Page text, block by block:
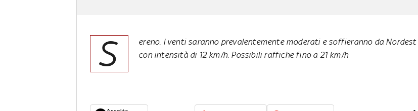
S
ereno. I venti saranno prevalentemente moderati e soffieranno da Nordest
con intensità di 12 km/h. Possibili raffiche fino a 21 km/h